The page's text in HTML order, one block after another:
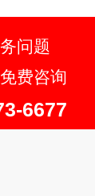
问题
费咨询
6677